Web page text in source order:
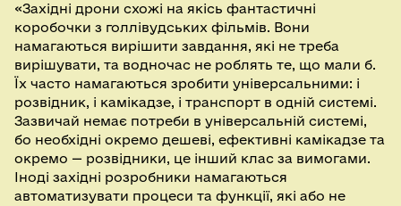
«Західні дрони схожі на якісь фантастичні
коробочки з голлівудських фільмів. Вони
намагаються вирішити завдання, які не треба
вирішувати, та водночас не роблять те, що мали б.
Їх часто намагаються зробити універсальними: і
розвідник, і камікадзе, і транспорт в одній системі.
Зазвичай немає потреби в універсальній системі,
бо необхідні окремо дешеві, ефективні камікадзе та
окремо — розвідники, це інший клас за вимогами.
Іноді західні розробники намагаються
автоматизувати процеси та функції, які або не